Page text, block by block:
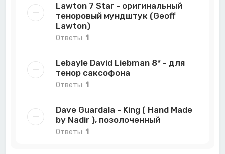
Lawton 7 Star - оригинальный
теноровый мундштук (Geoff
Lawton)
Ответы: 1
Lebayle David Liebman 8* - для
тенор саксофона
Ответы: 1
Dave Guardala - King ( Hand Made
by Nadir ), позолоченный
Ответы: 1